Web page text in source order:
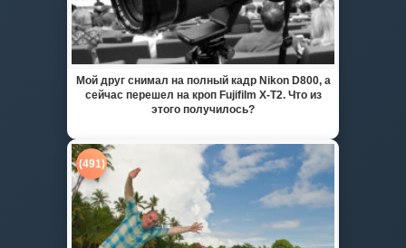
Мой друг снимал на полный кадр Nikon D800, а
сейчас перешел на кроп Fujifilm X-T2. Что из
этого получилось?
(491)